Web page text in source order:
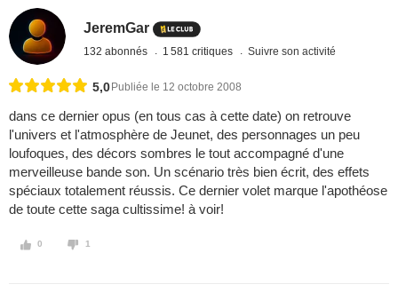
JeremGar
132 abonnés 1 581 critiques Suivre son activité
5,0 Publiée le 12 octobre 2008
dans ce dernier opus (en tous cas à cette date) on retrouve
l'univers et l'atmosphère de Jeunet, des personnages un peu
loufoques, des décors sombres le tout accompagné d'une
merveilleuse bande son. Un scénario très bien écrit, des effets
spéciaux totalement réussis. Ce dernier volet marque l'apothéose
de toute cette saga cultissime! à voir!
0 1